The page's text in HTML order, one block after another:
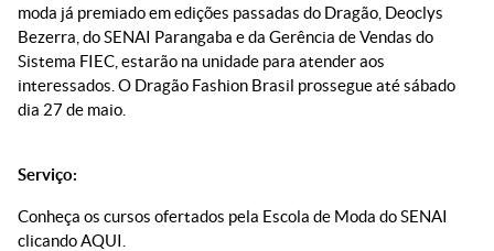
moda já premiado em edições passadas do Dragão, Deoclys
Bezerra, do SENAI Parangaba e da Gerência de Vendas do
Sistema FIEC, estarão na unidade para atender aos
interessados. O Dragão Fashion Brasil prossegue até sábado
dia 27 de maio.
Serviço:
Conheça os cursos ofertados pela Escola de Moda do SENAI
clicando AQUI.